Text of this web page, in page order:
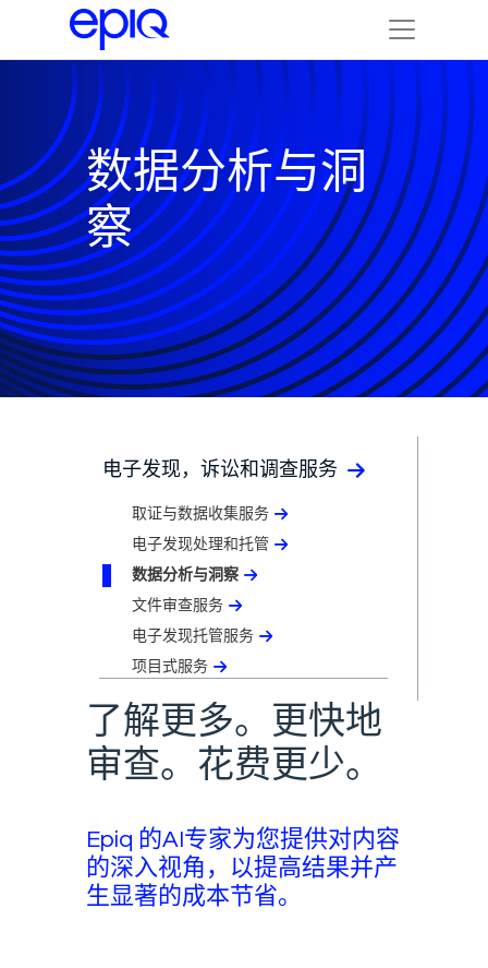
数据分析与洞
察
电子发现，诉讼和调查服务
取证与数据收集服务
电子发现处理和托管
数据分析与洞察
文件审查服务
电子发现托管服务
项目式服务
了解更多。更快地
审查。花费更少。
Epiq 的AI专家为您提供对内容
的深入视角，以提高结果并产
生显著的成本节省。